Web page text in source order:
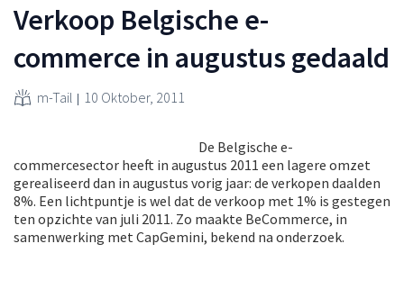
Verkoop Belgische e-
commerce in augustus gedaald
m-Tail 10 Oktober, 2011
De Belgische e-
commercesector heeft in augustus 2011 een lagere omzet
gerealiseerd dan in augustus vorig jaar: de verkopen daalden
8%. Een lichtpuntje is wel dat de verkoop met 1% is gestegen
ten opzichte van juli 2011. Zo maakte BeCommerce, in
samenwerking met CapGemini, bekend na onderzoek.